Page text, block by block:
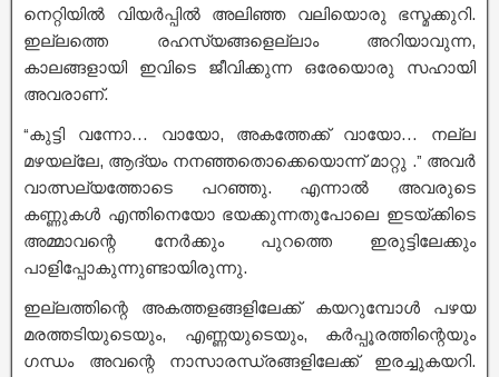
നെറ്റിയിൽ വിയർപ്പിൽ അലിഞ്ഞ വലിയൊരു ഭസ്മക്കുറി.
ഇല്ലത്തെ രഹസ്യങ്ങളെല്ലാം അറിയാവുന്ന,
കാലങ്ങളായി ഇവിടെ ജീവിക്കുന്ന ഒരേയൊരു സഹായി
അവരാണ്.
“കുട്ടി വന്നോ… വായോ, അകത്തേക്ക് വായോ… നല്ല
മഴയല്ലേ, ആദ്യം നനഞ്ഞതൊക്കെയൊന്ന് മാറ്റു .” അവർ
വാത്സല്യത്തോടെ പറഞ്ഞു. എന്നാൽ അവരുടെ
കണ്ണുകൾ എന്തിനെയോ ഭയക്കുന്നതുപോലെ ഇടയ്ക്കിടെ
അമ്മാവന്റെ നേർക്കും പുറത്തെ ഇരുട്ടിലേക്കും
പാളിപ്പോകുന്നുണ്ടായിരുന്നു.
ഇല്ലത്തിന്റെ അകത്തളങ്ങളിലേക്ക് കയറുമ്പോൾ പഴയ
മരത്തടിയുടെയും, എണ്ണയുടെയും, കർപ്പൂരത്തിന്റെയും
ഗന്ധം അവന്റെ നാസാരന്ധ്രങ്ങളിലേക്ക് ഇരച്ചുകയറി.